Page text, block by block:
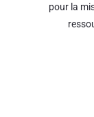
pour la